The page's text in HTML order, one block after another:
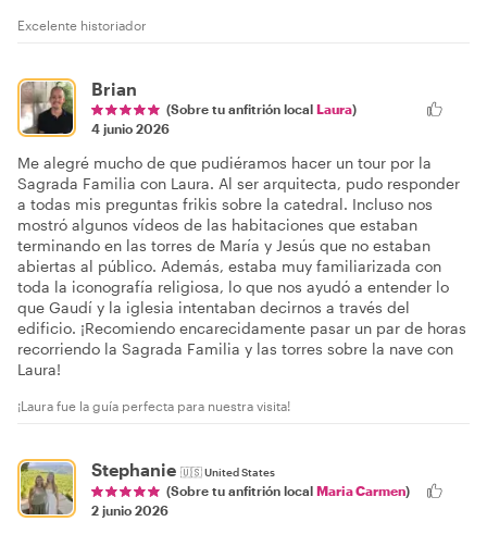
Excelente historiador
Brian
(Sobre tu anfitrión local Laura)
4 junio 2026
Me alegré mucho de que pudiéramos hacer un tour por la
Sagrada Familia con Laura. Al ser arquitecta, pudo responder
a todas mis preguntas frikis sobre la catedral. Incluso nos
mostró algunos vídeos de las habitaciones que estaban
terminando en las torres de María y Jesús que no estaban
abiertas al público. Además, estaba muy familiarizada con
toda la iconografía religiosa, lo que nos ayudó a entender lo
que Gaudí y la iglesia intentaban decirnos a través del
edificio. ¡Recomiendo encarecidamente pasar un par de horas
recorriendo la Sagrada Familia y las torres sobre la nave con
Laura!
¡Laura fue la guía perfecta para nuestra visita!
Stephanie 🇺🇸United States
(Sobre tu anfitrión local Maria Carmen)
2 junio 2026